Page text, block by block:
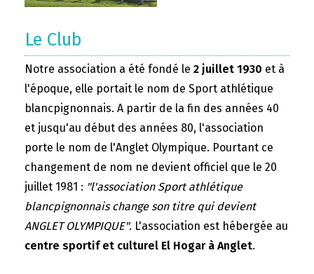
Le Club
Notre association a été fondé le 2 juillet 1930 et à
l'époque, elle portait le nom de Sport athlétique
blancpignonnais. A partir de la fin des années 40
et jusqu'au début des années 80, l'association
porte le nom de l'Anglet Olympique. Pourtant ce
changement de nom ne devient officiel que le 20
juillet 1981 : "l'association Sport athlétique
blancpignonnais change son titre qui devient
ANGLET OLYMPIQUE". L'association est hébergée au
centre sportif et culturel El Hogar à Anglet.